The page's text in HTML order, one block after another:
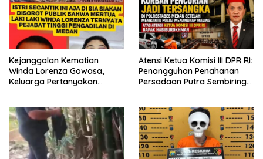
Kejanggalan Kematian
Winda Lorenza Gowasa,
Keluarga Pertanyakan
Atensi Ketua Komisi III DPR RI:
Penangguhan Penahanan
Persadaan Putra Sembiring